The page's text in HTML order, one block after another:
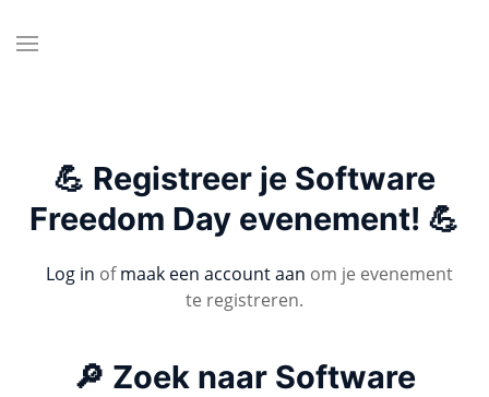
💪 Registreer je Software
Freedom Day evenement! 💪
Log in ofmaak een account aan om je evenement
te registreren.
🔎 Zoek naar Software